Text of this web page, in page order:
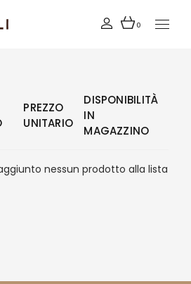
0
PREZZO
UNITARIO
DISPONIBILITÀ
IN
MAGAZZINO
nessun prodotto alla lista